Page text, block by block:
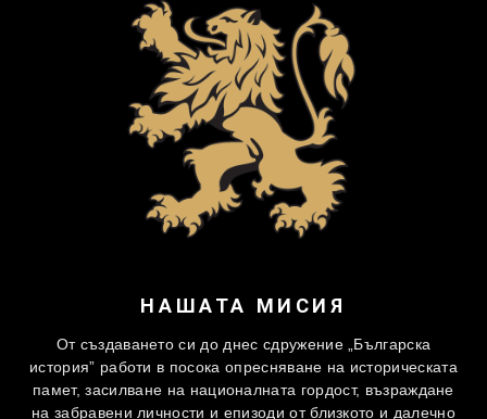
НАШАТА МИСИЯ
От създаването си до днес сдружение „Българска
история” работи в посока опресняване на историческата
памет, засилване на националната гордост, възраждане
на забравени личности и епизоди от близкото и далечно